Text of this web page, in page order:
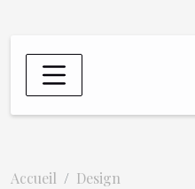
Accueil
Design